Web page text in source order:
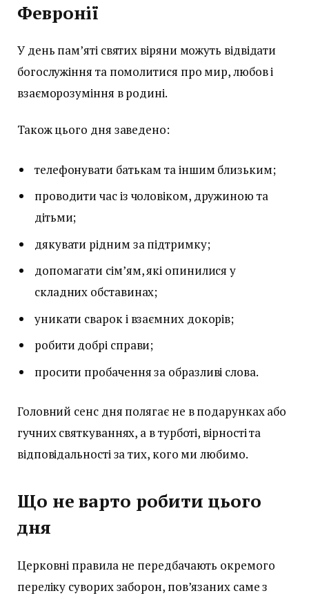
Февронії
У день пам’яті святих віряни можуть відвідати
богослужіння та помолитися про мир, любов і
взаєморозуміння в родині.
Також цього дня заведено:
телефонувати батькам та іншим близьким;
проводити час із чоловіком, дружиною та
дітьми;
дякувати рідним за підтримку;
допомагати сім’ям, які опинилися у
складних обставинах;
уникати сварок і взаємних докорів;
робити добрі справи;
просити пробачення за образливі слова.
Головний сенс дня полягає не в подарунках або
гучних святкуваннях, а в турботі, вірності та
відповідальності за тих, кого ми любимо.
Що не варто робити цього
дня
Церковні правила не передбачають окремого
переліку суворих заборон, пов’язаних саме з